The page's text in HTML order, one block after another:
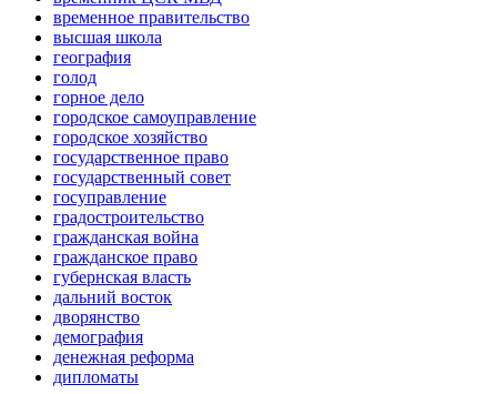
временное правительство
высшая школа
география
голод
горное дело
городское самоуправление
городское хозяйство
государственное право
государственный совет
госуправление
градостроительство
гражданская война
гражданское право
губернская власть
дальний восток
дворянство
демография
денежная реформа
дипломаты